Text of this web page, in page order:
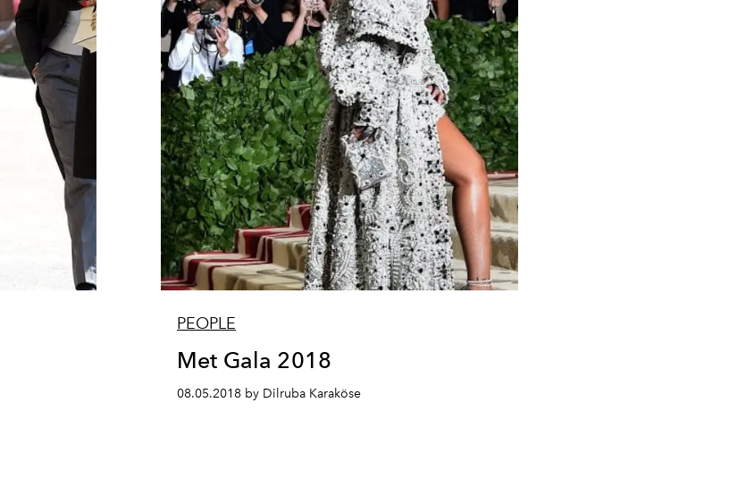
PEOPLE
Met Gala 2018
08.05.2018 by Dilruba Karaköse